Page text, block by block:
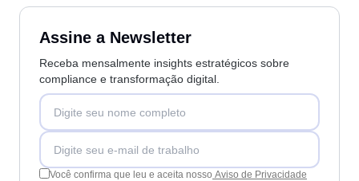
ISO 10015
ISO 22301
ISO 26000
ISO 37001
ISO 15100
ISO 19011
ISO 45001
ISO 55000
Assine a Newsletter
Receba mensalmente insights estratégicos sobre
compliance e transformação digital.
Você confirma que leu e aceita nosso Aviso de Privacidade